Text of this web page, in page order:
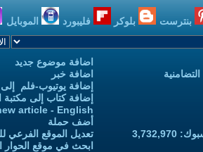
بنترست بلوكر فليبورد الموبايل
اضافة موضوع جديد
اضافة خبر
إضافة يوتيوب-فلم إلى
إضافة كتاب إلى مكتبة
article - English
أضف حملة
تعديل الموقع الفرعي
ابحث في موقع الحوار